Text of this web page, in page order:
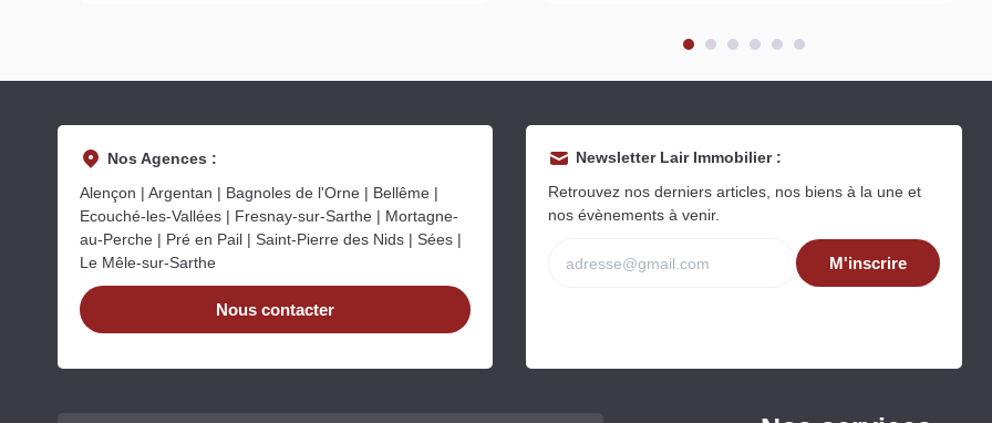
Nos Agences :
Alençon | Argentan | Bagnoles de l'Orne | Bellême |
Ecouché-les-Vallées | Fresnay-sur-Sarthe | Mortagne-
au-Perche | Pré en Pail | Saint-Pierre des Nids | Sées |
Le Mêle-sur-Sarthe
Nous contacter
Newsletter Lair Immobilier :
Retrouvez nos derniers articles, nos biens à la une et
nos évènements à venir.
M'inscrire